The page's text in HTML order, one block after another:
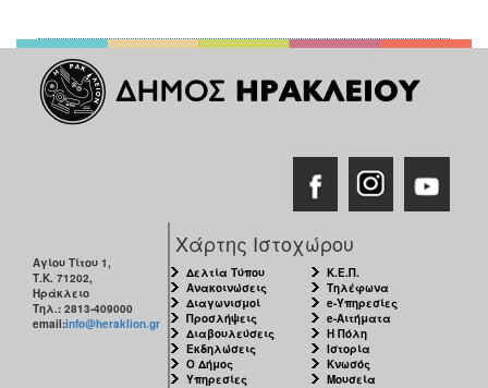
2013
2012
2011
ΤΟΠΟΣ
ΜΑΣ
Αγίου Τίτου 1,
Τ.Κ. 71202,
Ηράκλειο
Τηλ.: 2813-409000
email:info@heraklion.gr
Χάρτης Ιστοχώρου
Δελτία Τύπου
Ανακοινώσεις
Διαγωνισμοί
Προσλήψεις
Διαβουλεύσεις
Εκδηλώσεις
Ο Δήμος
Υπηρεσίες
Κ.Ε.Π.
Τηλέφωνα
e-Υπηρεσίες
e-Αιτήματα
Η Πόλη
Ιστορία
Κνωσός
Μουσεία